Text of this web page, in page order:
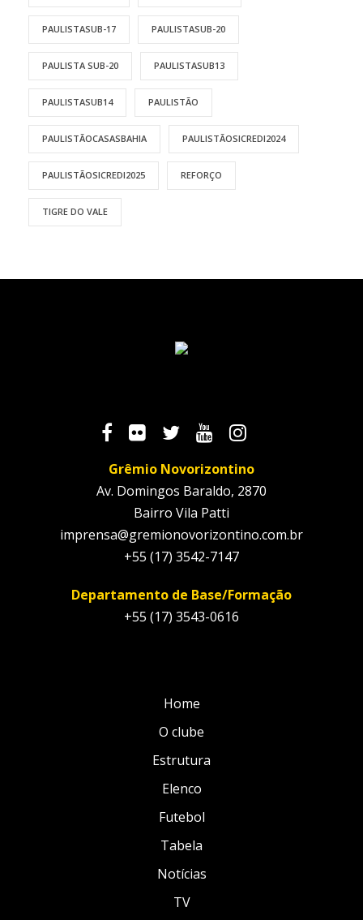
PAULISTASUB-17 PAULISTASUB-20
PAULISTA SUB-20 PAULISTASUB13
PAULISTASUB14 PAULISTÃO
PAULISTÃOCASASBAHIA PAULISTÃOSICREDI2024
PAULISTÃOSICREDI2025 REFORÇO
TIGRE DO VALE
Grêmio Novorizontino
Av. Domingos Baraldo, 2870
Bairro Vila Patti
imprensa@gremionovorizontino.com.br
+55 (17) 3542-7147
Departamento de Base/Formação
+55 (17) 3543-0616
Home
O clube
Estrutura
Elenco
Futebol
Tabela
Notícias
TV